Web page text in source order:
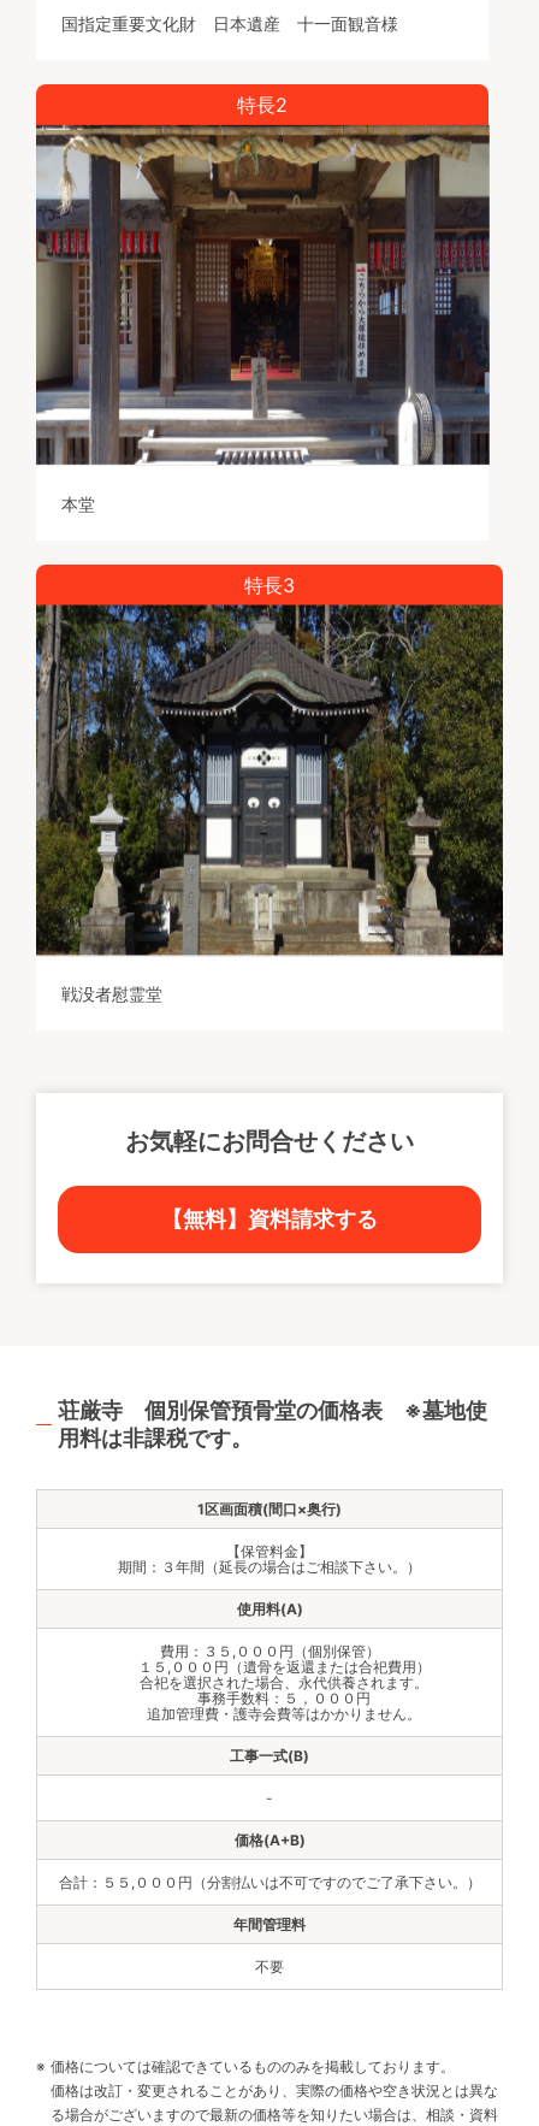
合祀を選択された場合、永代供養されます。
合計：５５,０００円（分割払いは不可ですのでご了
承下さい。）
国指定重要文化財 日本遺産 十一面観音様
特長2
本堂
特長3
戦没者慰霊堂
お気軽にお問合せください
【無料】資料請求する
荘厳寺 個別保管預骨堂の価格表 ※墓地使
用料は非課税です。
【保管料金】
期間：３年間（延長の場合はご相談下さい。）
費用：３５,０００円（個別保管）
１５,０００円（遺骨を返還または合祀費用）
合祀を選択された場合、永代供養されます。
事務手数料：５，０００円
追加管理費・護寺会費等はかかりません。
-
合計：５５,０００円（分割払いは不可ですのでご了承下さい。）
不要
価格については確認できているもののみを掲載しております。
価格は改訂・変更されることがあり、実際の価格や空き状況とは異な
る場合がございますので最新の価格等を知りたい場合は、相談・資料